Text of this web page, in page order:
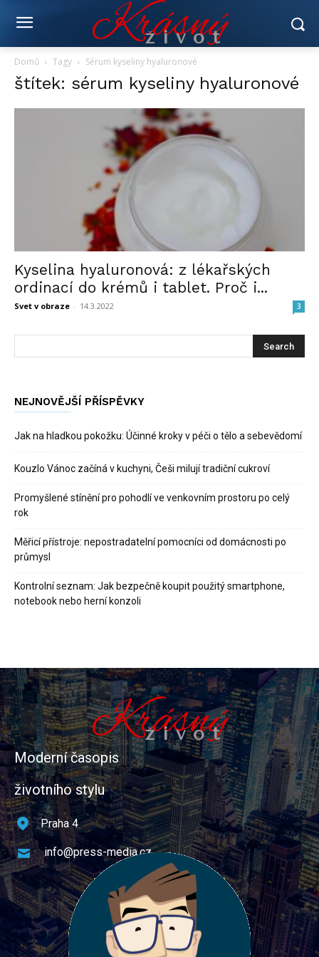
Krásný
život
Domů Tagy Sérum kyseliny hyaluronové
štítek: sérum kyseliny hyaluronové
Kyselina hyaluronová: z lékařských
ordinací do krémů i tablet. Proč i...
Svet v obraze - 14.3.2022 3
NEJNOVĚJŠÍ PŘÍSPĚVKY
Jak na hladkou pokožku: Účinné kroky v péči o tělo a sebevědomí
Kouzlo Vánoc začíná v kuchyni, Češi milují tradiční cukroví
Promyšlené stínění pro pohodlí ve venkovním prostoru po celý
rok
Měřicí přístroje: nepostradatelní pomocníci od domácnosti po
průmysl
Kontrolní seznam: Jak bezpečně koupit použitý smartphone,
notebook nebo herní konzoli
Krásný
život
Moderní časopis
životního stylu
Praha 4
info@press-media.cz